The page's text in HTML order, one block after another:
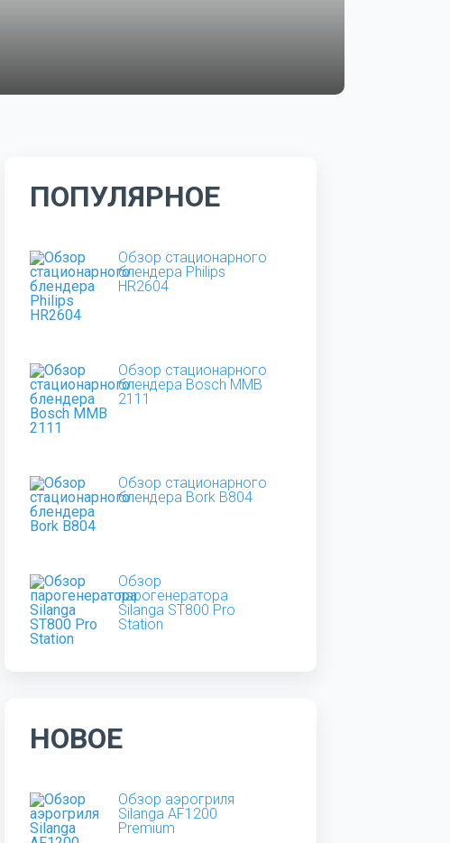
ПОПУЛЯРНОЕ
Обзор стационарного
блендера Philips
HR2604
Обзор стационарного
блендера Bosch MMB
2111
Обзор стационарного
блендера Bork B804
Обзор
парогенератора
Silanga ST800 Pro
Station
НОВОЕ
Обзор аэрогриля
Silanga AF1200
Premium